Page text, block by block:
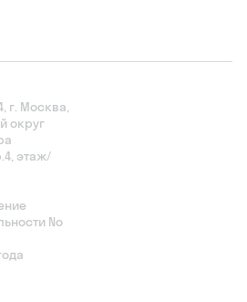
г. Москва,
округ
этаж/
No